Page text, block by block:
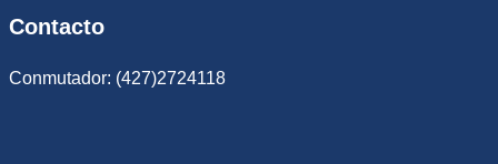
Contacto
Conmutador: (427)2724118